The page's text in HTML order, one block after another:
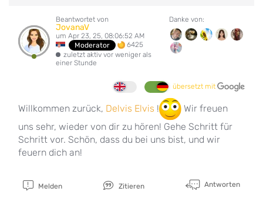
Beantwortet von
JovanaV
um Apr 23, 25, 08:06:52 AM
Moderator
6425
zuletzt aktiv vor weniger als
einer Stunde
Danke von:
übersetzt mit
Willkommen zurück, Delvis Elvis !
Wir freuen
uns sehr, wieder von dir zu hören! Gehe Schritt für
Schritt vor. Schön, dass du bei uns bist, und wir
feuern dich an!
Melden Zitieren Antworten